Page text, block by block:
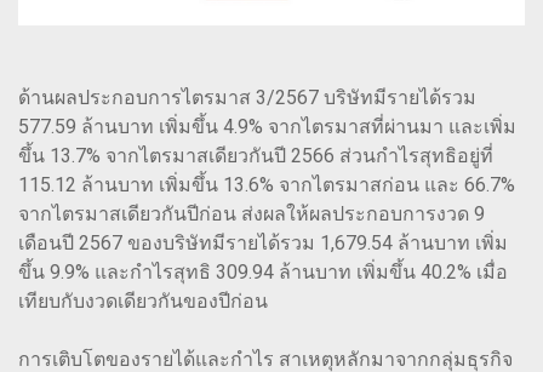
ด้านผลประกอบการไตรมาส 3/2567 บริษัทมีรายได้รวม
577.59 ล้านบาท เพิ่มขึ้น 4.9% จากไตรมาสที่ผ่านมา และเพิ่ม
ขึ้น 13.7% จากไตรมาสเดียวกันปี 2566 ส่วนกำไรสุทธิอยู่ที่
115.12 ล้านบาท เพิ่มขึ้น 13.6% จากไตรมาสก่อน และ 66.7%
จากไตรมาสเดียวกันปีก่อน ส่งผลให้ผลประกอบการงวด 9
เดือนปี 2567 ของบริษัทมีรายได้รวม 1,679.54 ล้านบาท เพิ่ม
ขึ้น 9.9% และกำไรสุทธิ 309.94 ล้านบาท เพิ่มขึ้น 40.2% เมื่อ
เทียบกับงวดเดียวกันของปีก่อน
การเติบโตของรายได้และกำไร สาเหตุหลักมาจากกลุ่มธุรกิจ